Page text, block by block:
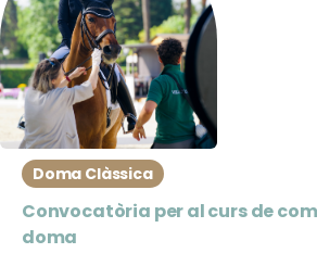
Doma Clàssica
Convocatòria per al curs de
doma